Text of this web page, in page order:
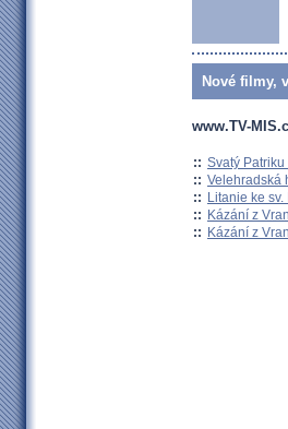
Nové filmy,
www.TV-
:: Svatý
:: Velehradská
:: Litanie ke sv.
:: Kázání z
:: Kázání z